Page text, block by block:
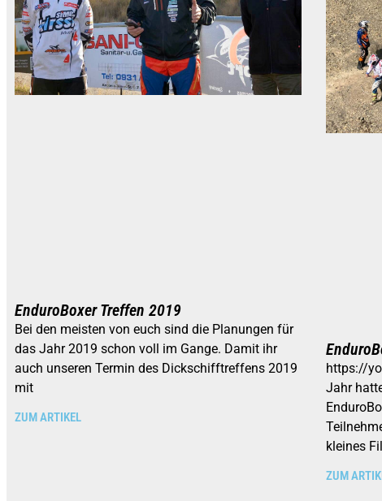
EnduroBoxer Treffen 2019
Bei den meisten von euch sind die Planungen für
das Jahr 2019 schon voll im Gange. Damit ihr
auch unseren Termin des Dickschifftreffens 2019
mit
ZUM ARTIKEL
https://
Jahr
kleines
ZUM